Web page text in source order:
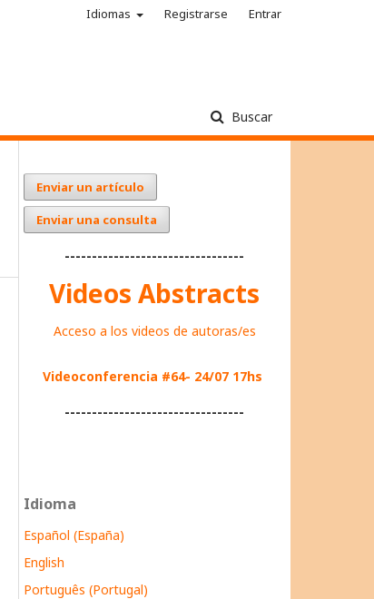
Buscar
Idiomas Registrarse Entrar
Enviar un artículo
Enviar una consulta
---------------------------------
Videos Abstracts
Acceso a los videos de autoras/es
Videoconferencia #64- 24/07 17hs
---------------------------------
Idioma
Español (España)
English
Português (Portugal)